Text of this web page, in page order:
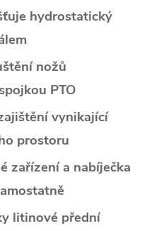
hydrostatický
nožů
PTO
vynikající
prostoru
zařízení a nabíječka
litinové přední